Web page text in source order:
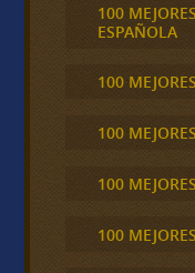
100
ESPAÑOLA
100
100
100
100